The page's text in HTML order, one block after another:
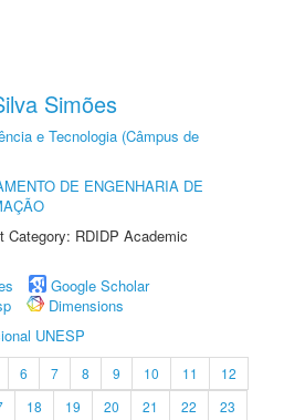
Simões
e Tecnologia (Câmpus de
DE ENGENHARIA DE
Category: RDIDP Academic
Google Scholar
Dimensions
UNESP
6 7 8 9 10 11
12
18 19 20 21 22
23